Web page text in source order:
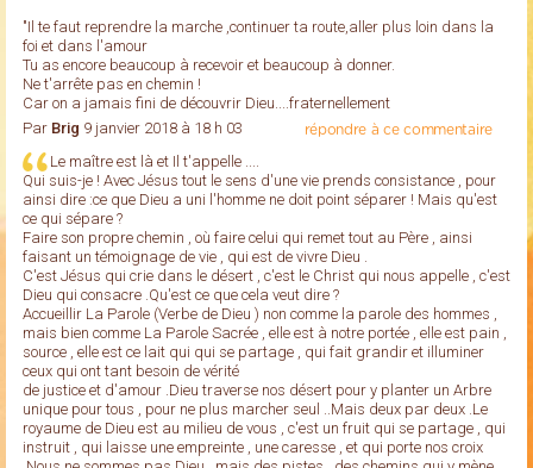
"Il te faut reprendre la marche ,continuer ta route,aller plus loin dans la
foi et dans l'amour
Tu as encore beaucoup à recevoir et beaucoup à donner.
Ne t'arrête pas en chemin !
Car on a jamais fini de découvrir Dieu....fraternellement
Par Brig 9 janvier 2018 à 18 h 03 répondre à ce commentaire
Le maître est là et Il t'appelle ....
Qui suis-je ! Avec Jésus tout le sens d'une vie prends consistance , pour
ainsi dire :ce que Dieu a uni l'homme ne doit point séparer ! Mais qu'est
ce qui sépare ?
Faire son propre chemin , où faire celui qui remet tout au Père , ainsi
faisant un témoignage de vie , qui est de vivre Dieu .
C'est Jésus qui crie dans le désert , c'est le Christ qui nous appelle , c'est
Dieu qui consacre .Qu'est ce que cela veut dire ?
Accueillir La Parole (Verbe de Dieu ) non comme la parole des hommes ,
mais bien comme La Parole Sacrée , elle est à notre portée , elle est pain ,
source , elle est ce lait qui qui se partage , qui fait grandir et illuminer
ceux qui ont tant besoin de vérité
de justice et d'amour .Dieu traverse nos désert pour y planter un Arbre
unique pour tous , pour ne plus marcher seul ..Mais deux par deux .Le
royaume de Dieu est au milieu de vous , c'est un fruit qui se partage , qui
instruit , qui laisse une empreinte , une caresse , et qui porte nos croix